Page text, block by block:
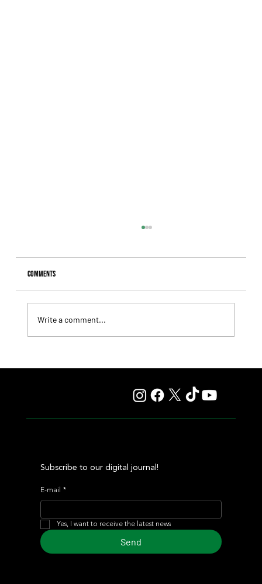
Comments
Write a comment...
Subscribe to our digital journal!
E-mail *
Yes, I want to receive the latest news
Send